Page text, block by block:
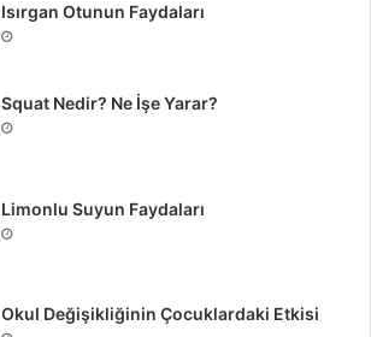
Isırgan Otunun Faydaları
Squat Nedir? Ne İşe Yarar?
Limonlu Suyun Faydaları
Okul Değişikliğinin Çocuklardaki Etkisi